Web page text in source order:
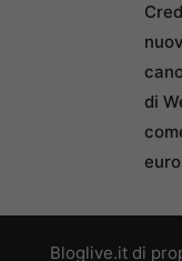
di
Bloglive.it di